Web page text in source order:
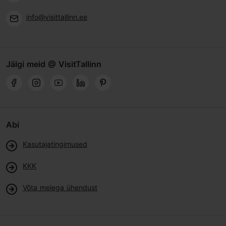
info@visittallinn.ee
Jälgi meid @ VisitTallinn
Abi
Kasutajatingimused
KKK
Võta meiega ühendust